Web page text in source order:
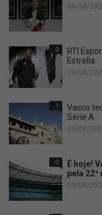
09/08/
0
RTI
Estrella
09/08/
1
Vasco
Série A
09/08/
0
É hoje!
pela
09/08/